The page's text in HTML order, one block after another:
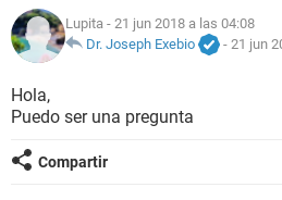
NUTRICIÓN
BIENESTAR
SEXUALIDAD
Lupita - 21 jun 2018 a las 04:08
Dr. Joseph Exebio
- 21 jun
Hola,
Puedo ser una pregunta
Compartir